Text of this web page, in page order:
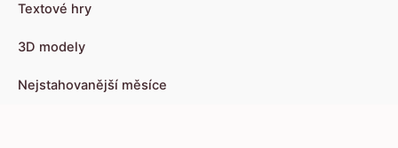
Textové hry
3D modely
Nejstahovanější měsíce